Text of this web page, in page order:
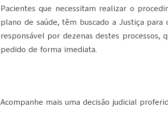
Pacientes que necessitam realizar o
plano de saúde, têm buscado a Justiça
responsável por dezenas destes
pedido de forma imediata.
Acompanhe mais uma decisão judicial